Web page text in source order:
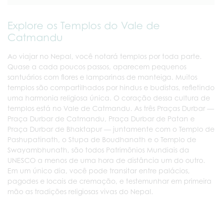
Explore os Templos do Vale de
Catmandu
Ao viajar no Nepal, você notará templos por toda parte.
Quase a cada poucos passos, aparecem pequenos
santuários com flores e lamparinas de manteiga. Muitos
templos são compartilhados por hindus e budistas, refletindo
uma harmonia religiosa única. O coração dessa cultura de
templos está no Vale de Catmandu. As três Praças Durbar —
Praça Durbar de Catmandu, Praça Durbar de Patan e
Praça Durbar de Bhaktapur — juntamente com o Templo de
Pashupatinath, o Stupa de Boudhanath e o Templo de
Swayambhunath, são todos Patrimônios Mundiais da
UNESCO a menos de uma hora de distância um do outro.
Em um único dia, você pode transitar entre palácios,
pagodes e locais de cremação, e testemunhar em primeira
mão as tradições religiosas vivas do Nepal.